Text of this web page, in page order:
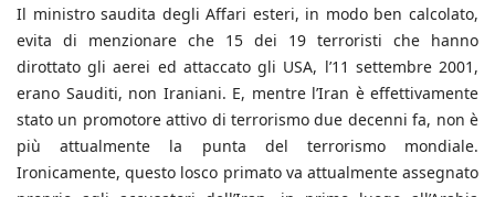
Il ministro saudita degli Affari esteri, in modo ben calcolato,
evita di menzionare che 15 dei 19 terroristi che hanno
dirottato gli aerei ed attaccato gli USA, l’11 settembre 2001,
erano Sauditi, non Iraniani. E, mentre l’Iran è effettivamente
stato un promotore attivo di terrorismo due decenni fa, non è
più attualmente la punta del terrorismo mondiale.
Ironicamente, questo losco primato va attualmente assegnato